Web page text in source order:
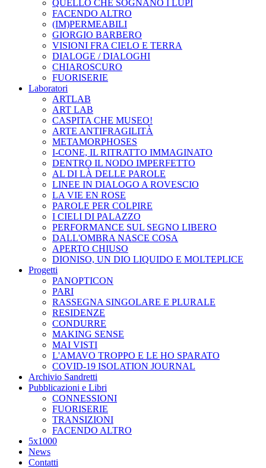
QUELLO CHE SOGNANO I LUPI
FACENDO ALTRO
(IM)PERMEABILI
GIORGIO BARBERO
VISIONI FRA CIELO E TERRA
DIALOGE / DIALOGHI
CHIAROSCURO
FUORISERIE
Laboratori
ARTLAB
ART LAB
CASPITA CHE MUSEO!
ARTE ANTIFRAGILITÀ
METAMORPHOSES
I-CONE, IL RITRATTO IMMAGINATO
DENTRO IL NODO IMPERFETTO
AL DI LÀ DELLE PAROLE
LINEE IN DIALOGO A ROVESCIO
LA VIE EN ROSE
PAROLE PER COLPIRE
I CIELI DI PALAZZO
PERFORMANCE SUL SEGNO LIBERO
DALL'OMBRA NASCE COSA
APERTO CHIUSO
DIONISO, UN DIO LIQUIDO E MOLTEPLICE
Progetti
PANOPTICON
PARI
RASSEGNA SINGOLARE E PLURALE
RESIDENZE
CONDURRE
MAKING SENSE
MAI VISTI
L'AMAVO TROPPO E LE HO SPARATO
COVID-19 ISOLATION JOURNAL
Archivio Sandretti
Pubblicazioni e Libri
CONNESSIONI
FUORISERIE
TRANSIZIONI
FACENDO ALTRO
5x1000
News
Contatti